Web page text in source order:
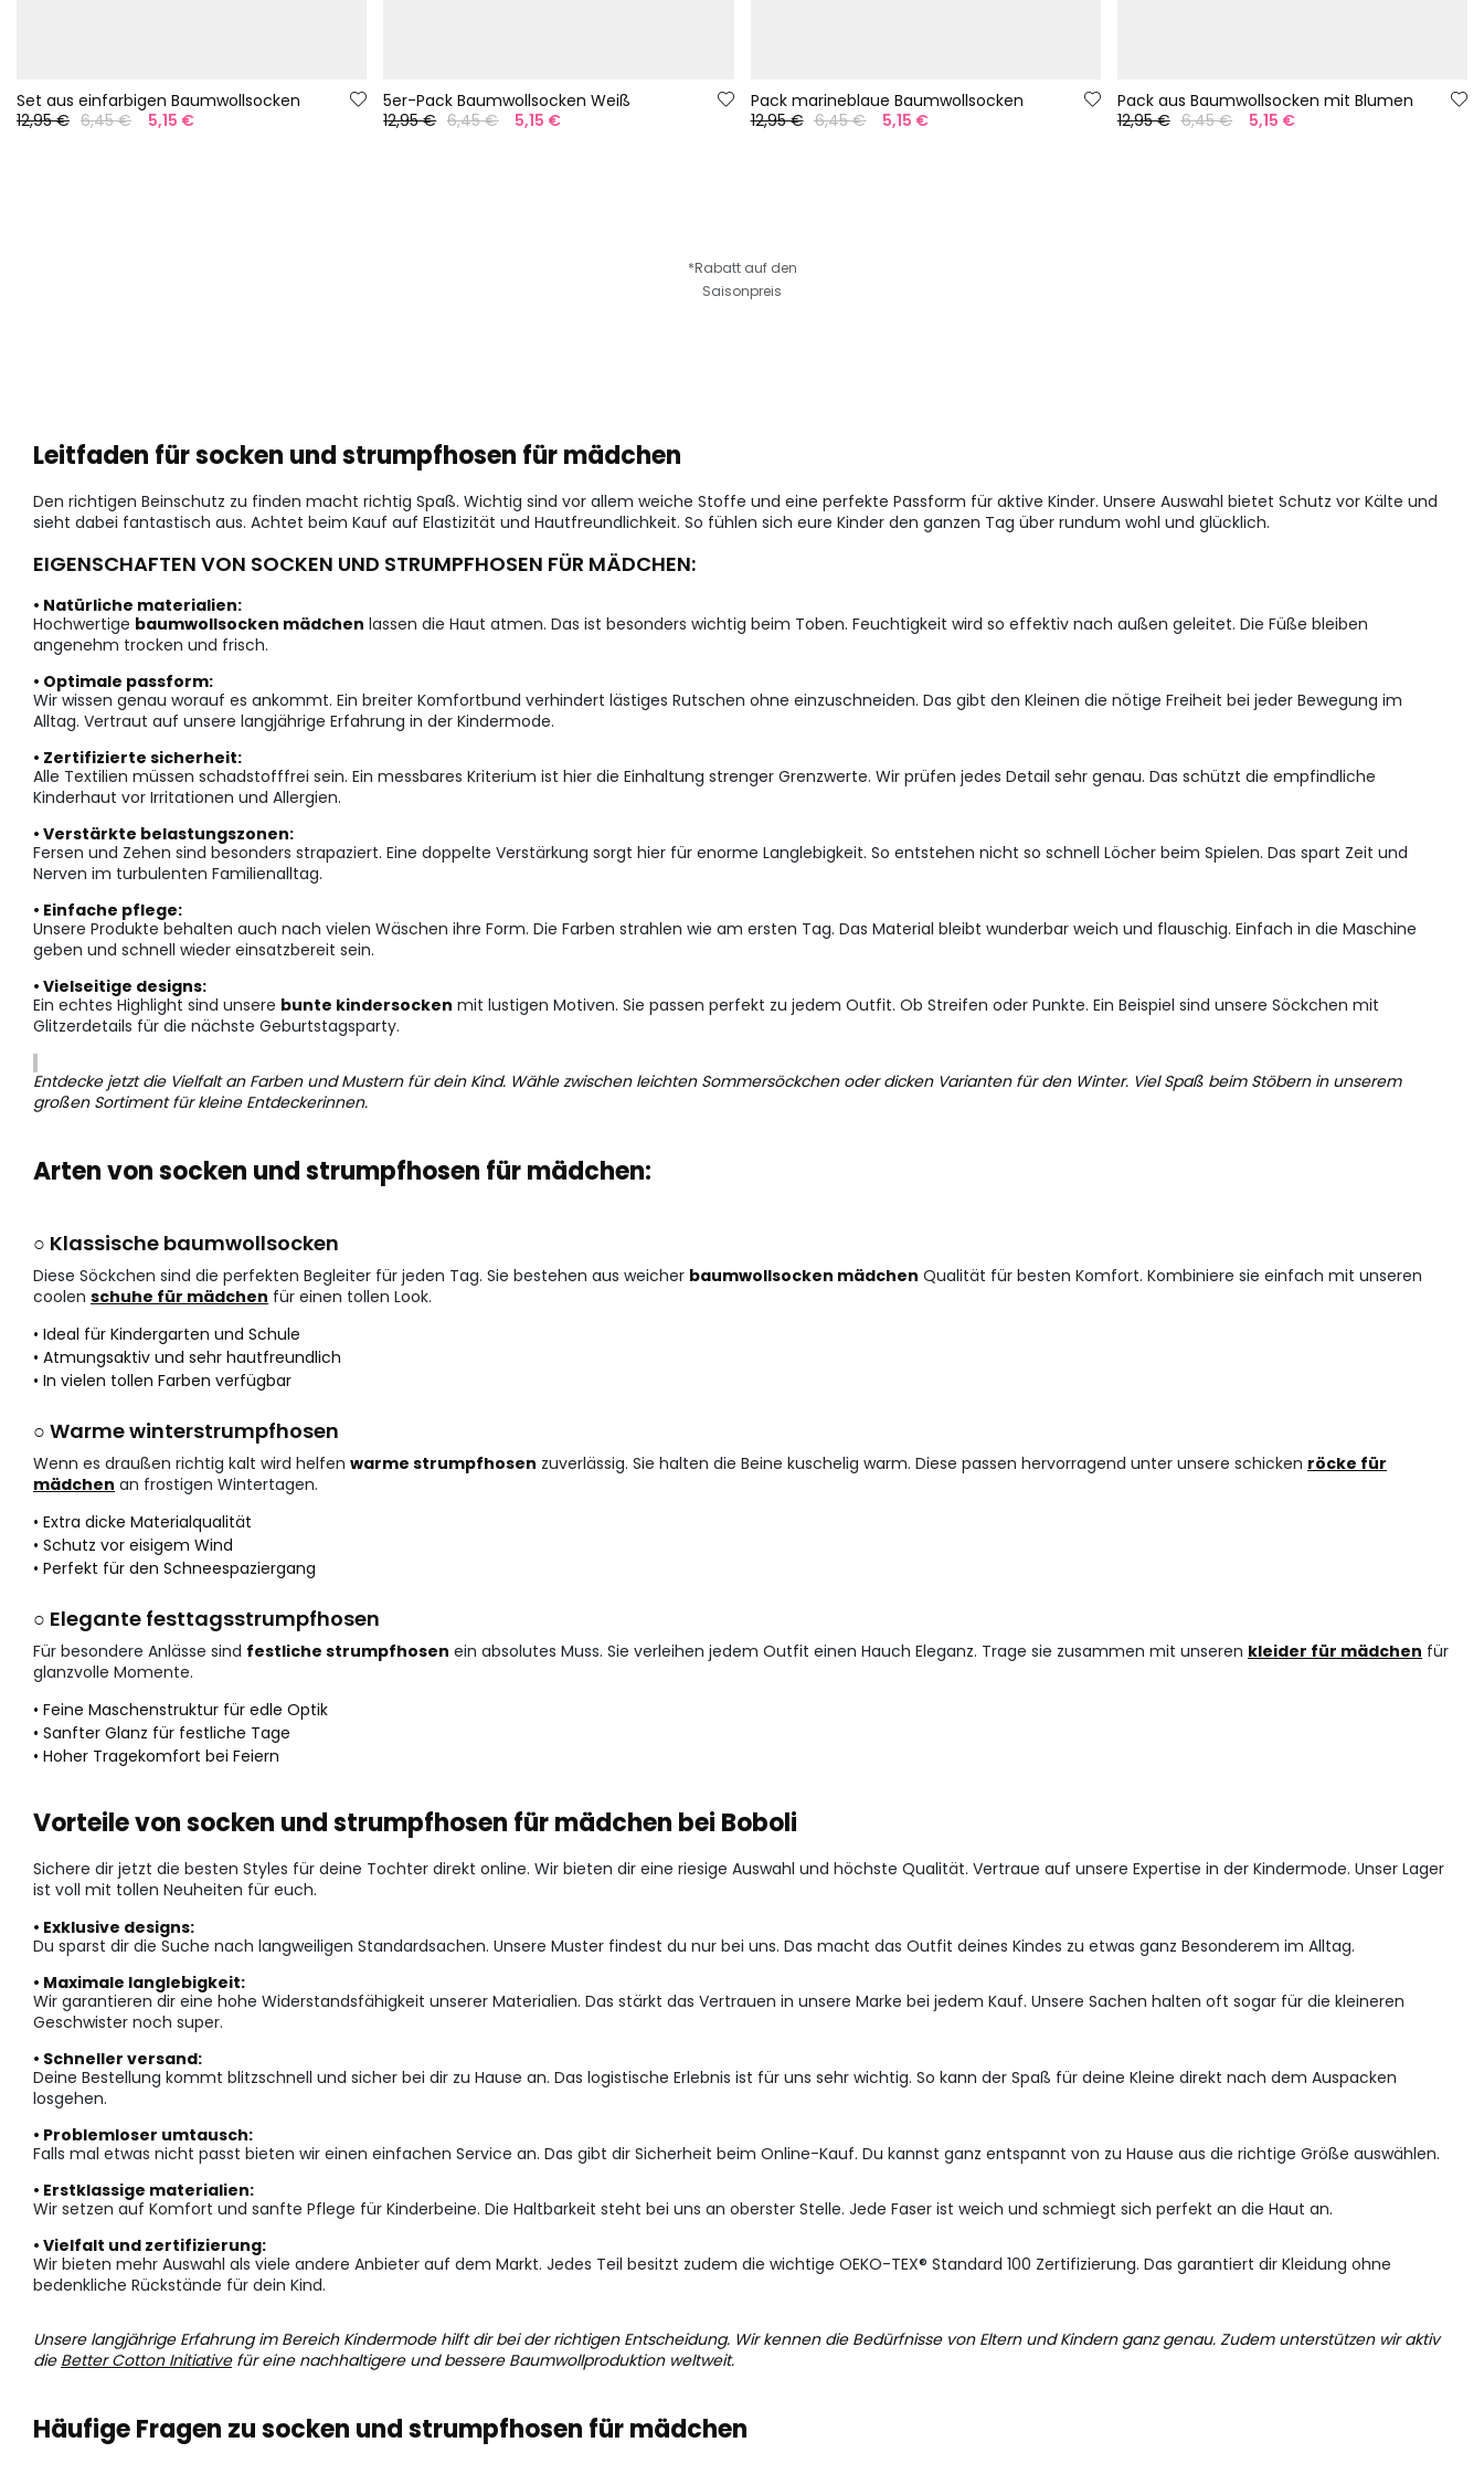
Set aus einfarbigen Baumwollsocken
12,95 € 6,45 € 5,15 €
5er-Pack Baumwollsocken Weiß
12,95 € 6,45 € 5,15 €
Pack marineblaue Baumwollsocken
12,95 € 6,45 € 5,15 €
Pack aus Baumwollsocken mit Blumen
12,95 € 6,45 € 5,15 €
*Rabatt auf den
Saisonpreis
Leitfaden für socken und strumpfhosen für mädchen
Den richtigen Beinschutz zu finden macht richtig Spaß. Wichtig sind vor allem weiche Stoffe und eine perfekte Passform für aktive Kinder. Unsere Auswahl bietet Schutz vor Kälte und
sieht dabei fantastisch aus. Achtet beim Kauf auf Elastizität und Hautfreundlichkeit. So fühlen sich eure Kinder den ganzen Tag über rundum wohl und glücklich.
EIGENSCHAFTEN VON SOCKEN UND STRUMPFHOSEN FÜR MÄDCHEN:
• Natürliche materialien:
Hochwertige baumwollsocken mädchen lassen die Haut atmen. Das ist besonders wichtig beim Toben. Feuchtigkeit wird so effektiv nach außen geleitet. Die Füße bleiben
angenehm trocken und frisch.
• Optimale passform:
Wir wissen genau worauf es ankommt. Ein breiter Komfortbund verhindert lästiges Rutschen ohne einzuschneiden. Das gibt den Kleinen die nötige Freiheit bei jeder Bewegung im
Alltag. Vertraut auf unsere langjährige Erfahrung in der Kindermode.
• Zertifizierte sicherheit:
Alle Textilien müssen schadstofffrei sein. Ein messbares Kriterium ist hier die Einhaltung strenger Grenzwerte. Wir prüfen jedes Detail sehr genau. Das schützt die empfindliche
Kinderhaut vor Irritationen und Allergien.
• Verstärkte belastungszonen:
Fersen und Zehen sind besonders strapaziert. Eine doppelte Verstärkung sorgt hier für enorme Langlebigkeit. So entstehen nicht so schnell Löcher beim Spielen. Das spart Zeit und
Nerven im turbulenten Familienalltag.
• Einfache pflege:
Unsere Produkte behalten auch nach vielen Wäschen ihre Form. Die Farben strahlen wie am ersten Tag. Das Material bleibt wunderbar weich und flauschig. Einfach in die Maschine
geben und schnell wieder einsatzbereit sein.
• Vielseitige designs:
Ein echtes Highlight sind unsere bunte kindersocken mit lustigen Motiven. Sie passen perfekt zu jedem Outfit. Ob Streifen oder Punkte. Ein Beispiel sind unsere Söckchen mit
Glitzerdetails für die nächste Geburtstagsparty.
Entdecke jetzt die Vielfalt an Farben und Mustern für dein Kind. Wähle zwischen leichten Sommersöckchen oder dicken Varianten für den Winter. Viel Spaß beim Stöbern in unserem
großen Sortiment für kleine Entdeckerinnen.
Arten von socken und strumpfhosen für mädchen:
○ Klassische baumwollsocken
Diese Söckchen sind die perfekten Begleiter für jeden Tag. Sie bestehen aus weicher baumwollsocken mädchen Qualität für besten Komfort. Kombiniere sie einfach mit unseren
coolen schuhe für mädchen für einen tollen Look.
• Ideal für Kindergarten und Schule
• Atmungsaktiv und sehr hautfreundlich
• In vielen tollen Farben verfügbar
○ Warme winterstrumpfhosen
Wenn es draußen richtig kalt wird helfen warme strumpfhosen zuverlässig. Sie halten die Beine kuschelig warm. Diese passen hervorragend unter unsere schicken röcke für
mädchen an frostigen Wintertagen.
• Extra dicke Materialqualität
• Schutz vor eisigem Wind
• Perfekt für den Schneespaziergang
○ Elegante festtagsstrumpfhosen
Für besondere Anlässe sind festliche strumpfhosen ein absolutes Muss. Sie verleihen jedem Outfit einen Hauch Eleganz. Trage sie zusammen mit unseren kleider für mädchen für
glanzvolle Momente.
• Feine Maschenstruktur für edle Optik
• Sanfter Glanz für festliche Tage
• Hoher Tragekomfort bei Feiern
Vorteile von socken und strumpfhosen für mädchen bei Boboli
Sichere dir jetzt die besten Styles für deine Tochter direkt online. Wir bieten dir eine riesige Auswahl und höchste Qualität. Vertraue auf unsere Expertise in der Kindermode. Unser Lager
ist voll mit tollen Neuheiten für euch.
• Exklusive designs:
Du sparst dir die Suche nach langweiligen Standardsachen. Unsere Muster findest du nur bei uns. Das macht das Outfit deines Kindes zu etwas ganz Besonderem im Alltag.
• Maximale langlebigkeit:
Wir garantieren dir eine hohe Widerstandsfähigkeit unserer Materialien. Das stärkt das Vertrauen in unsere Marke bei jedem Kauf. Unsere Sachen halten oft sogar für die kleineren
Geschwister noch super.
• Schneller versand:
Deine Bestellung kommt blitzschnell und sicher bei dir zu Hause an. Das logistische Erlebnis ist für uns sehr wichtig. So kann der Spaß für deine Kleine direkt nach dem Auspacken
losgehen.
• Problemloser umtausch:
Falls mal etwas nicht passt bieten wir einen einfachen Service an. Das gibt dir Sicherheit beim Online-Kauf. Du kannst ganz entspannt von zu Hause aus die richtige Größe auswählen.
• Erstklassige materialien:
Wir setzen auf Komfort und sanfte Pflege für Kinderbeine. Die Haltbarkeit steht bei uns an oberster Stelle. Jede Faser ist weich und schmiegt sich perfekt an die Haut an.
• Vielfalt und zertifizierung:
Wir bieten mehr Auswahl als viele andere Anbieter auf dem Markt. Jedes Teil besitzt zudem die wichtige OEKO-TEX® Standard 100 Zertifizierung. Das garantiert dir Kleidung ohne
bedenkliche Rückstände für dein Kind.
Unsere langjährige Erfahrung im Bereich Kindermode hilft dir bei der richtigen Entscheidung. Wir kennen die Bedürfnisse von Eltern und Kindern ganz genau. Zudem unterstützen wir aktiv
die Better Cotton Initiativefür eine nachhaltigere und bessere Baumwollproduktion weltweit.
Häufige Fragen zu socken und strumpfhosen für mädchen